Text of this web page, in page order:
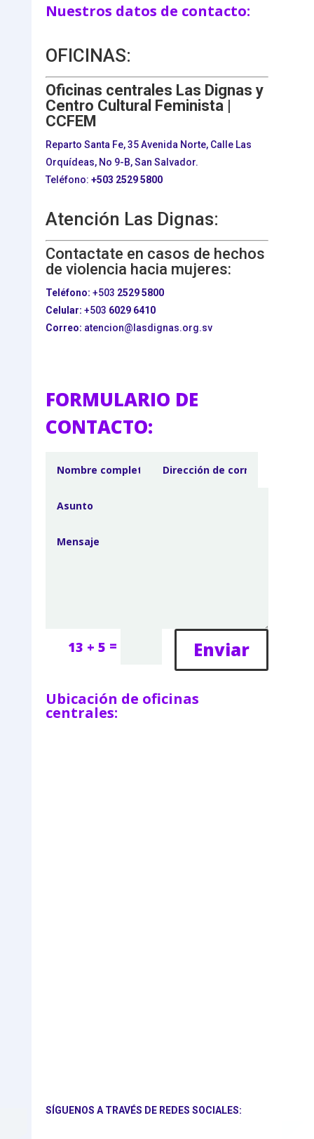
Nuestros datos de contacto:
OFICINAS:
Oficinas centrales Las Dignas y
Centro Cultural Feminista |
CCFEM
Reparto Santa Fe, 35 Avenida Norte, Calle Las
Orquídeas, No 9-B, San Salvador.
Teléfono: +503 2529 5800
Atención Las Dignas:
Contactate en casos de hechos
de violencia hacia mujeres:
Teléfono: +503 2529 5800
Celular: +503 6029 6410
Correo: atencion@lasdignas.org.sv
FORMULARIO DE
CONTACTO:
13 + 5 = Enviar
Ubicación de oficinas
centrales:
SÍGUENOS A TRAVÉS DE REDES SOCIALES: